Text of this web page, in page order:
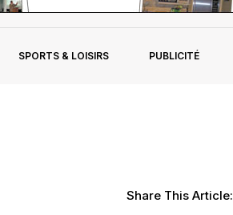
SPORTS & LOISIRS PUBLICITÉ
Share This Article: